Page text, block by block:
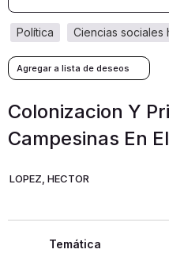
ciencias
política
Colonizacion Y
Campesinas En
LOPEZ, HECTOR